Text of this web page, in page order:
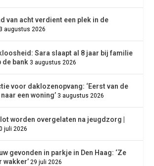
van acht verdient een plek in de
3 augustus 2026
Sara slaapt al 8 jaar bij familie
de bank 3 augustus 2026
voor daklozenopvang: ‘Eerst van de
een woning’ 3 augustus 2026
worden overgelaten na jeugdzorg |
juli 2026
gevonden in parkje in Den Haag: ‘Ze
wakker’ 29 juli 2026